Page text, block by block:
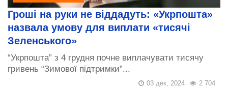
Гроші на руки не віддадуть: «Укрпошта»
назвала умову для виплати «тисячі
Зеленського»
“Укрпошта” з 4 грудня почне виплачувати тисячу
гривень “Зимової підтримки”...
2 704
03 дек, 2024